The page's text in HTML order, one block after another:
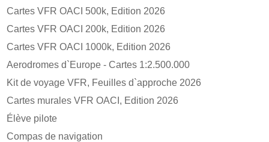
Cartes VFR OACI 500k, Edition 2026
Cartes VFR OACI 200k, Edition 2026
Cartes VFR OACI 1000k, Edition 2026
Aerodromes d`Europe - Cartes 1:2.500.000
Kit de voyage VFR, Feuilles d`approche 2026
Cartes murales VFR OACI, Edition 2026
Élève pilote
Compas de navigation